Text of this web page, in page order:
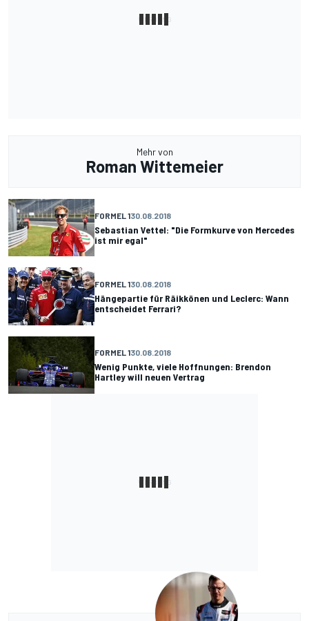
Mehr von
Roman Wittemeier
FORMEL 130.08.2018
Sebastian Vettel: "Die Formkurve von Mercedes
ist mir egal"
FORMEL 130.08.2018
Hängepartie für Räikkönen und Leclerc: Wann
entscheidet Ferrari?
FORMEL 130.08.2018
Wenig Punkte, viele Hoffnungen: Brendon
Hartley will neuen Vertrag